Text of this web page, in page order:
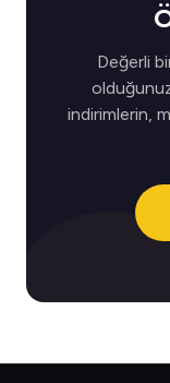
Değerli
indirimlerin,